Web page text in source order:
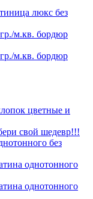
люкс без
м.кв. бордюр
м.кв. бордюр
цветные и
свой шедевр!!!
без
однотонного
однотонного